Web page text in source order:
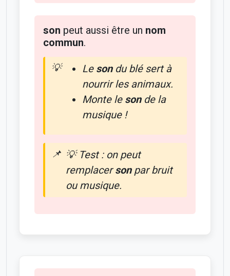
son peut aussi être un nom
commun.
Le sondu blé sert à
nourrir les animaux.
Monte le sonde la
musique !
💡 Test : on peut
remplacersonparbruit
oumusique.